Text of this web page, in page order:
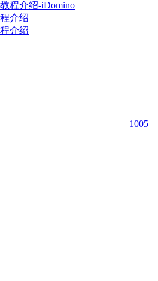
介绍
介绍
1005